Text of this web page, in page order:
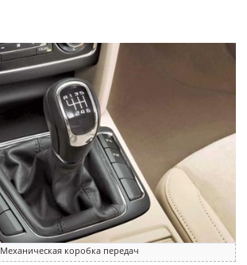
Механическая коробка передач